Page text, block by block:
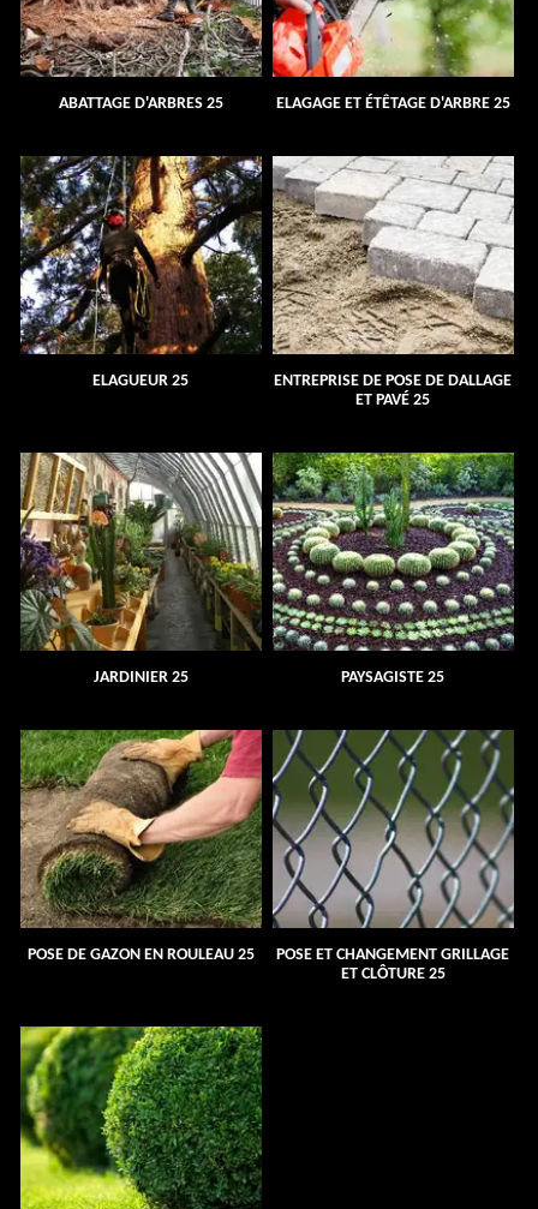
ABATTAGE D'ARBRES 25 ELAGAGE ET ÉTÊTAGE D'ARBRE 25
ELAGUEUR 25
ENTREPRISE DE POSE DE DALLAGE
ET PAVÉ 25
JARDINIER 25 PAYSAGISTE 25
POSE DE GAZON EN ROULEAU 25
POSE ET CHANGEMENT GRILLAGE
ET CLÔTURE 25